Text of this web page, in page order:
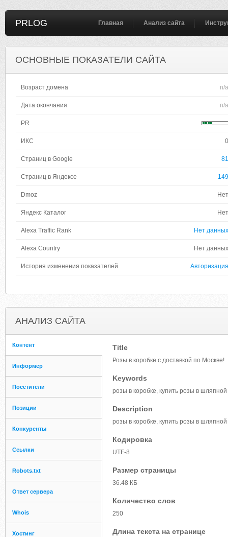
PRLOG Главная Анализ сайта
ОСНОВНЫЕ ПОКАЗАТЕЛИ САЙТА
Возраст домена n/a
Дата окончания n/a
PR
ИКС 0
Страниц в Google 81
Страниц в Яндексе 149
Dmoz Нет
Яндекс Каталог Нет
Alexa Traffic Rank Нет данных
Alexa Country Нет данных
История изменения показателей Авторизация
АНАЛИЗ САЙТА
Контент
Информер
Посетители
Позиции
Конкуренты
Ссылки
Robots.txt
Ответ сервера
Whois
Хостинг
Title
Розы в коробке с доставкой по Москве!
Keywords
розы в коробке, купить розы в шляпной
Description
розы в коробке, купить розы в шляпной
Кодировка
UTF-8
Размер страницы
36.48 КБ
Количество слов
250
Длина текста на странице